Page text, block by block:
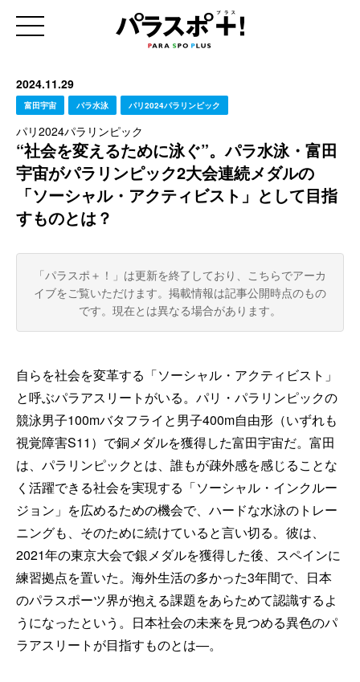
2024.11.29
富田宇宙 パラ水泳 パリ2024パラリンピック
パリ2024パラリンピック
“社会を変えるために泳ぐ”。パラ水泳・富田
宇宙がパラリンピック2大会連続メダルの
「ソーシャル・アクティビスト」として目指
すものとは？
「パラスポ＋！」は更新を終了しており、こちらでアーカ
イブをご覧いただけます。 掲載情報は記事公開時点のもの
です。現在とは異なる場合があります。
自らを社会を変革する「ソーシャル・アクティビスト」
と呼ぶパラアスリートがいる。パリ・パラリンピックの
競泳男子100mバタフライと男子400m自由形（いずれも
視覚障害S11）で銅メダルを獲得した富田宇宙だ。富田
は、パラリンピックとは、誰もが疎外感を感じることな
く活躍できる社会を実現する「ソーシャル・インクルー
ジョン」を広めるための機会で、ハードな水泳のトレー
ニングも、そのために続けていると言い切る。彼は、
2021年の東京大会で銀メダルを獲得した後、スペインに
練習拠点を置いた。海外生活の多かった3年間で、日本
のパラスポーツ界が抱える課題をあらためて認識するよ
うになったという。日本社会の未来を見つめる異色のパ
ラアスリートが目指すものとは──。